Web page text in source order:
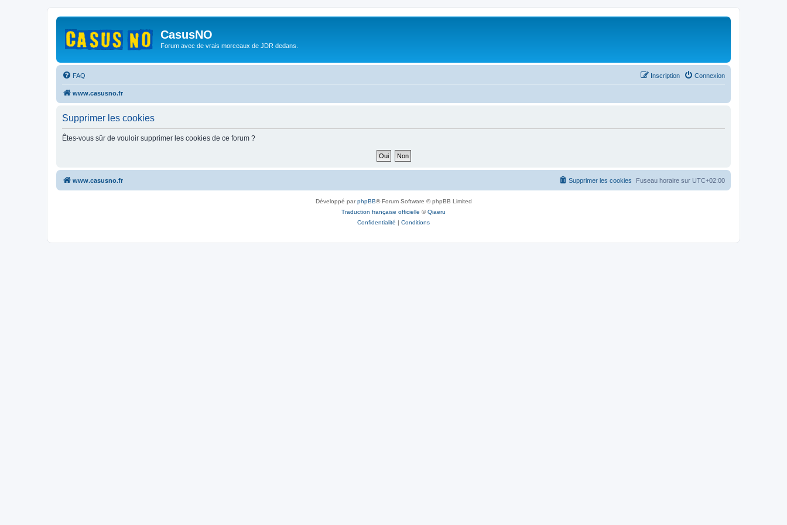
CasusNO
Forum avec de vrais morceaux de JDR dedans.
FAQ Connexion
Inscription
www.casusno.fr
Supprimer les cookies
Êtes-vous sûr de vouloir supprimer les cookies de ce forum ?
www.casusno.fr Fuseau horaire sur UTC+02:00
Supprimer les cookies
Développé parphpBB® Forum Software © phpBB Limited
Traduction française officielle ©Qiaeru
Confidentialité | Conditions